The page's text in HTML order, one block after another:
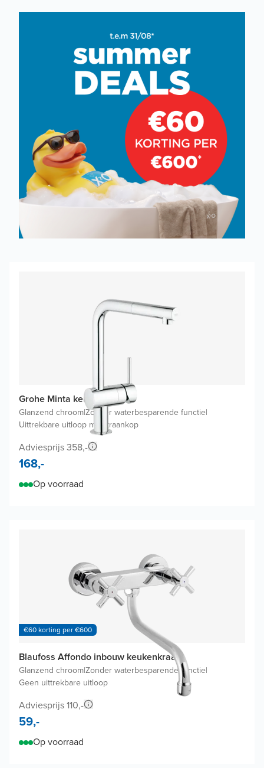
Grohe Minta keukenkraan
Glanzend chroom|Zonder waterbesparende functie|
Uittrekbare uitloop met kraankop
Adviesprijs 358,-
168,-
Op voorraad
€60 korting per €600
Blaufoss Affondo inbouw keukenkraan
Glanzend chroom|Zonder waterbesparende functie|
Geen uittrekbare uitloop
Adviesprijs 110,-
59,-
Op voorraad